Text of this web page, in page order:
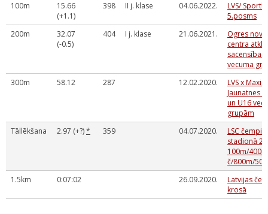
100m
15.66
(+1.1)
398 II j. klase 04.06.2022.
LVS/
5.posms
200m
32.07
(-0.5)
404 I j. klase 21.06.2021.
Ogres
centra
sacensības
vecuma
300m
58.12 287 12.02.2020.
LVS x
Jaunatnes
un U16
grupām
Tāllēkšana
2.97 (+?)* 359 04.07.2020.
LSC
stadionā
100m/400m
č/800m/
1.5km
0:07:02 26.09.2020.
Latvijas
krosā